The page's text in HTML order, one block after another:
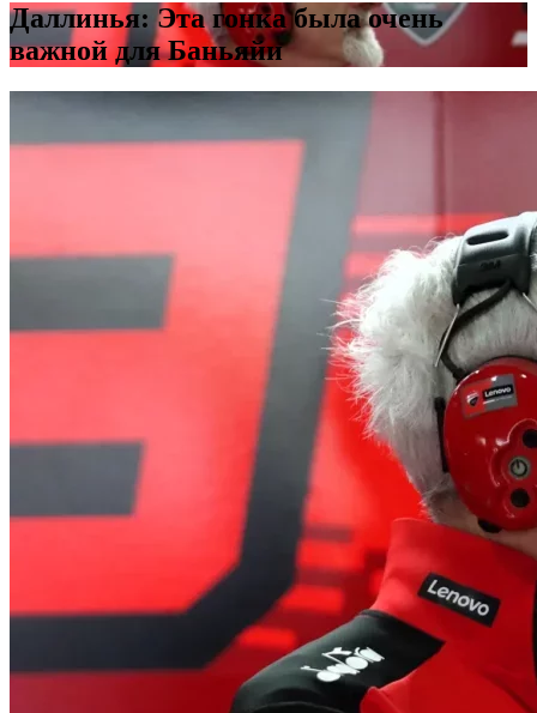
Даллинья: Эта гонка была очень
важной для Баньяйи